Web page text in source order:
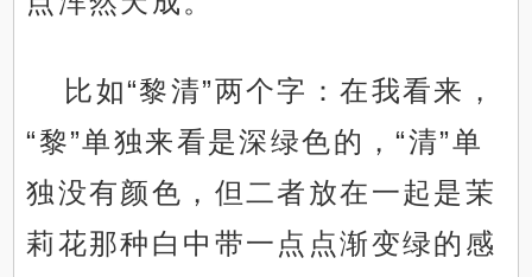
比如“黎清”两个字：在我看来，
“黎”单独来看是深绿色的，“清”单
独没有颜色，但二者放在一起是茉
莉花那种白中带一点点渐变绿的感